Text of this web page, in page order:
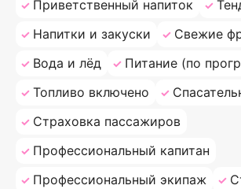
Приветственный напиток
Напитки и закуски
Свежие
Вода и лёд
Питание (по
Топливо включено
Страховка пассажиров
Профессиональный капитан
Профессиональный экипаж